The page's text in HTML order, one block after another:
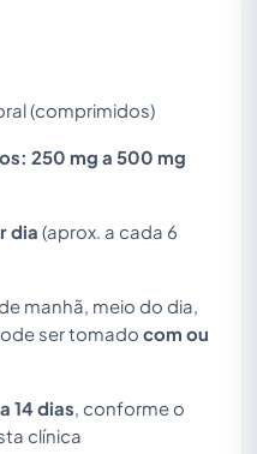
(comprimidos)
250 mg a 500 mg
dia (aprox. a cada 6
manhã, meio do dia,
ser tomado com ou
14 dias , conforme o
clínica